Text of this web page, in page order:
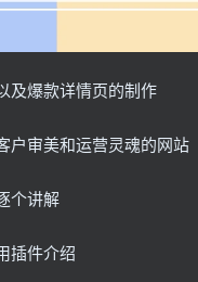
及爆款详情页的制作
户审美和运营灵魂的网站
个讲解
插件介绍